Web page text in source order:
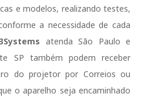
e modelos, realizando testes,
a necessidade de cada
atenda São Paulo e
SP também podem receber
do projetor por Correios ou
o aparelho seja encaminhado